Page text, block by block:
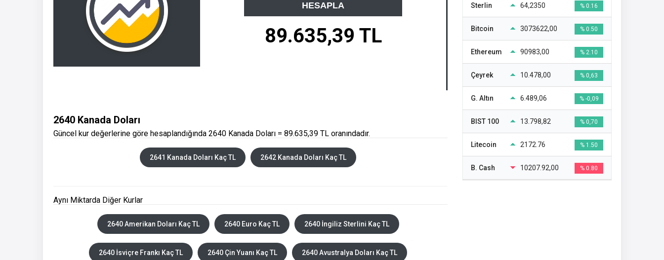
HESAPLA
89.635,39 TL
2640 Kanada Doları
Güncel kur değerlerine göre hesaplandığında 2640 Kanada Doları = 89.635,39 TL oranındadır.
2641 Kanada Doları Kaç TL 2642 Kanada Doları Kaç TL
Aynı Miktarda Diğer Kurlar
2640 Amerikan Doları Kaç TL 2640 Euro Kaç TL 2640 İngiliz Sterlini Kaç TL
2640 İsviçre Frankı Kaç TL 2640 Çin Yuanı Kaç TL 2640 Avustralya Doları Kaç TL
Sterlin 64,2350 % 0.16
Bitcoin 3073622,00 % 0.50
Ethereum 90983,00 % 2.10
Çeyrek 10.478,00 % 0,63
G. Altın 6.489,06 % -0,09
BIST 100 13.798,82 % 0,70
Litecoin 2172.76 % 1.50
B. Cash 10207.92,00 % 0.80